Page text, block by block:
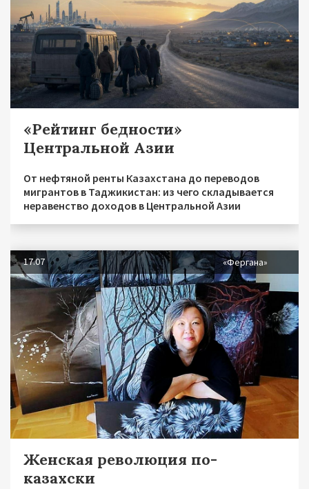
«Рейтинг бедности»
Центральной Азии
От нефтяной ренты Казахстана до переводов
мигрантов в Таджикистан: из чего складывается
неравенство доходов в Центральной Азии
17.07 «Фергана»
Женская революция по-
казахски